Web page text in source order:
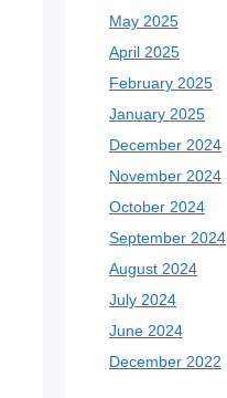
May 2025
April 2025
February 2025
January 2025
December 2024
November 2024
October 2024
September 2024
August 2024
July 2024
June 2024
December 2022